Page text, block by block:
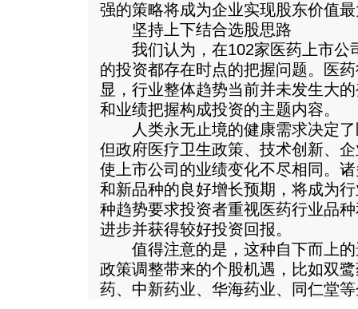
强的策略将成为企业实现股东价值
坚持上下结合选股思路
我们认为，在102家医药上市公
的投资都存在时点的把握问题。医
显，行业整体趋势当前并未发生大
和业绩把握构成投资的主题内容。
人类永无止境的健康需求决定了
但政府医疗卫生政策、技术创新、
使上市公司的业绩变化不尽相同。
和新品种的良好增长预期，将成为
种趋势要求投资者重视医药行业品
进步并获得较好投资回报。
值得注意的是，这种自下而上的
政策调整带来的个股机遇，比如双
药、中新药业、华海药业、同仁堂